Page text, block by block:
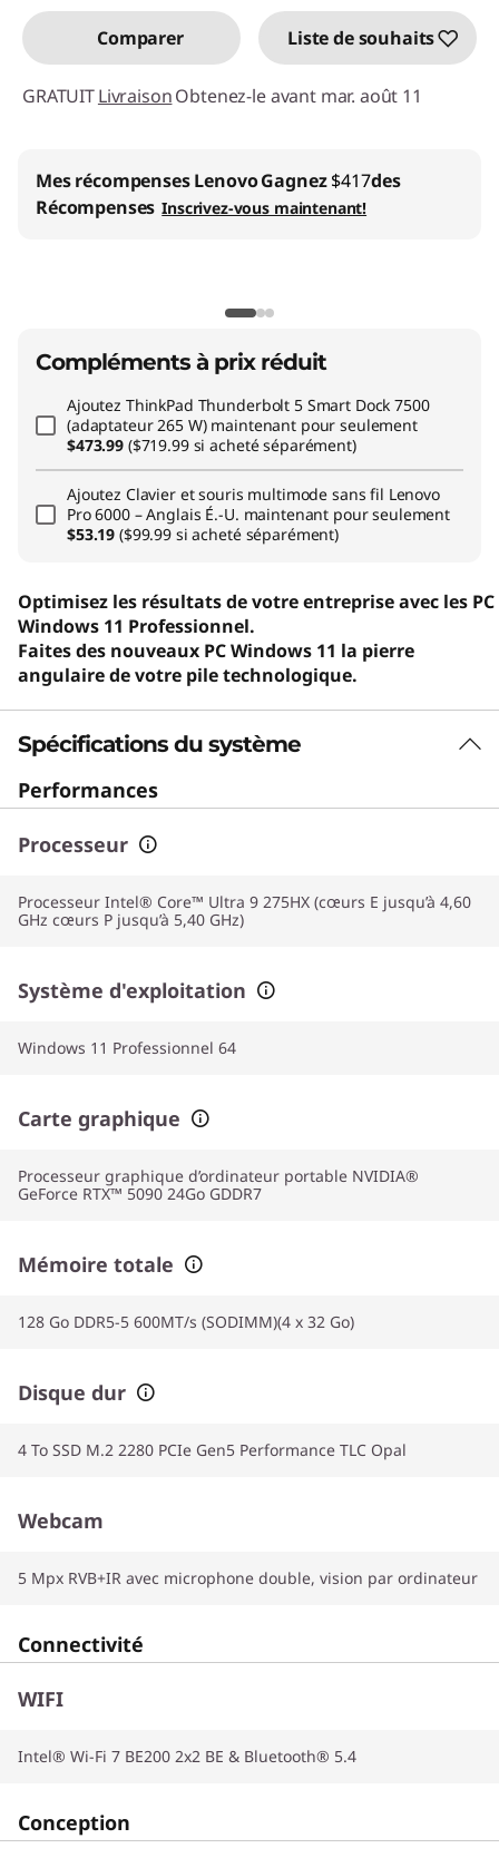
Comparer Liste de souhaits
GRATUITLivraisonObtenez-le avant mar. août 11
Mes récompenses LenovoGagnez$417des
Récompenses Inscrivez-vous maintenant!
Compléments à prix réduit
Ajoutez ThinkPad Thunderbolt 5 Smart Dock 7500
(adaptateur 265 W)maintenant pour seulement
$473.99 ($719.99 si acheté séparément)
Ajoutez Clavier et souris multimode sans fil Lenovo
Pro 6000 – Anglais É.-U. maintenant pour seulement
$53.19($99.99 si acheté séparément)
Optimisez les résultats de votre entreprise avec les PC
Windows 11 Professionnel.
Faites des nouveaux PC Windows 11 la pierre
angulaire de votre pile technologique.
Spécifications du système
Performances
Processeur
Processeur Intel® Core™ Ultra 9 275HX (cœurs E jusqu’à 4,60
GHz cœurs P jusqu’à 5,40 GHz)
Système d'exploitation
Windows 11 Professionnel 64
Carte graphique
Processeur graphique d’ordinateur portable NVIDIA®
GeForce RTX™ 5090 24Go GDDR7
Mémoire totale
128 Go DDR5-5 600MT/s (SODIMM)(4 x 32 Go)
Disque dur
4 To SSD M.2 2280 PCIe Gen5 Performance TLC Opal
Webcam
5 Mpx RVB+IR avec microphone double, vision par ordinateur
Connectivité
WIFI
Intel® Wi-Fi 7 BE200 2x2 BE & Bluetooth® 5.4
Conception